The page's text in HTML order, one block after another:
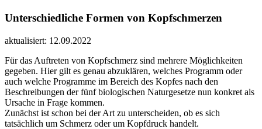
Unterschiedliche Formen von Kopfschmerzen
aktualisiert: 12.09.2022
Für das Auftreten von Kopfschmerz sind mehrere Möglichkeiten
gegeben. Hier gilt es genau abzuklären, welches Programm oder
auch welche Programme im Bereich des Kopfes nach den
Beschreibungen der fünf biologischen Naturgesetze nun konkret als
Ursache in Frage kommen.
Zunächst ist schon bei der Art zu unterscheiden, ob es sich
tatsächlich um Schmerz oder um Kopfdruck handelt.